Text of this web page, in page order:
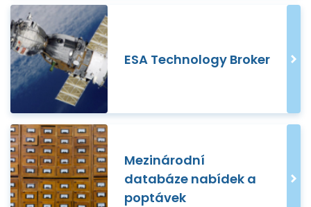
ESA Technology Broker
Mezinárodní
databáze nabídek a
poptávek